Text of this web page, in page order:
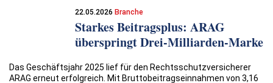
22.05.2026Branche
Starkes Beitragsplus: ARAG
überspringt Drei-Milliarden-Marke
Das Geschäftsjahr 2025 lief für den Rechtsschutzversicherer
ARAG erneut erfolgreich. Mit Bruttobeitragseinnahmen von 3,16